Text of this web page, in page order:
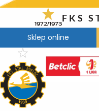
Przejdź
treści
1972/1973
FKS
Sklep online